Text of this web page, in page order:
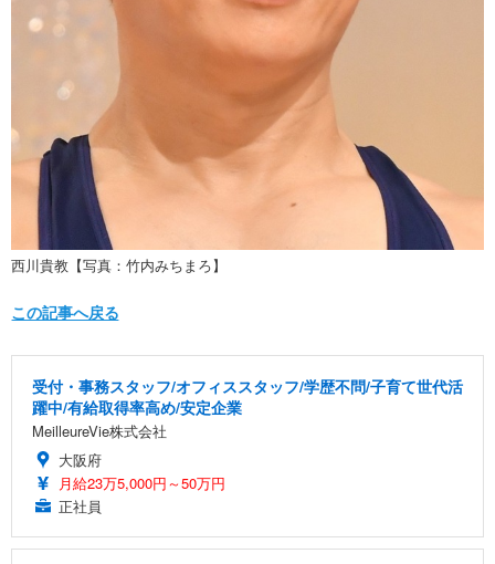
西川貴教【写真：竹内みちまろ】
この記事へ戻る
受付・事務スタッフ/オフィススタッフ/学歴不問/子育て世代活
躍中/有給取得率高め/安定企業
MeilleureVie株式会社
大阪府
月給23万5,000円～50万円
正社員